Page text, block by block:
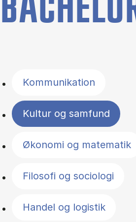
Kommunikation
Kultur og samfund
Økonomi og matematik
Filosofi og sociologi
Handel og logistik